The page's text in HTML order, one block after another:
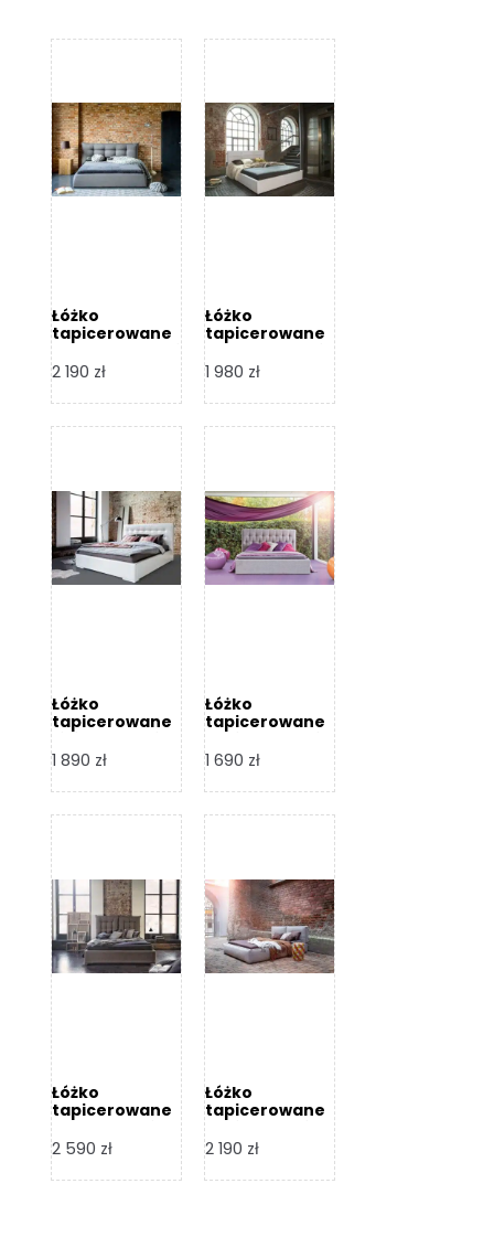
Łóżko
tapicerowane
Design
2 190 zł
Łóżko
tapicerowane
Design
1 980 zł
Łóżko
tapicerowane
Design
1 890 zł
Łóżko
tapicerowane
Design
1 690 zł
Łóżko
tapicerowane
Design
2 590 zł
Łóżko
tapicerowane
Design
2 190 zł